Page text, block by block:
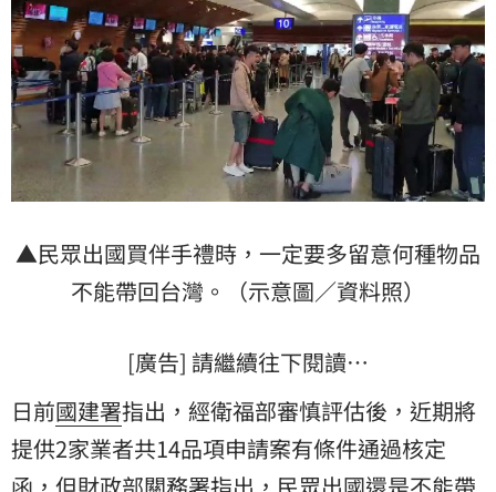
▲民眾出國買伴手禮時，一定要多留意何種物品
不能帶回台灣。（示意圖／資料照）
[廣告] 請繼續往下閱讀…
日前國建署指出，經衛福部審慎評估後，近期將
提供2家業者共14品項申請案有條件通過核定